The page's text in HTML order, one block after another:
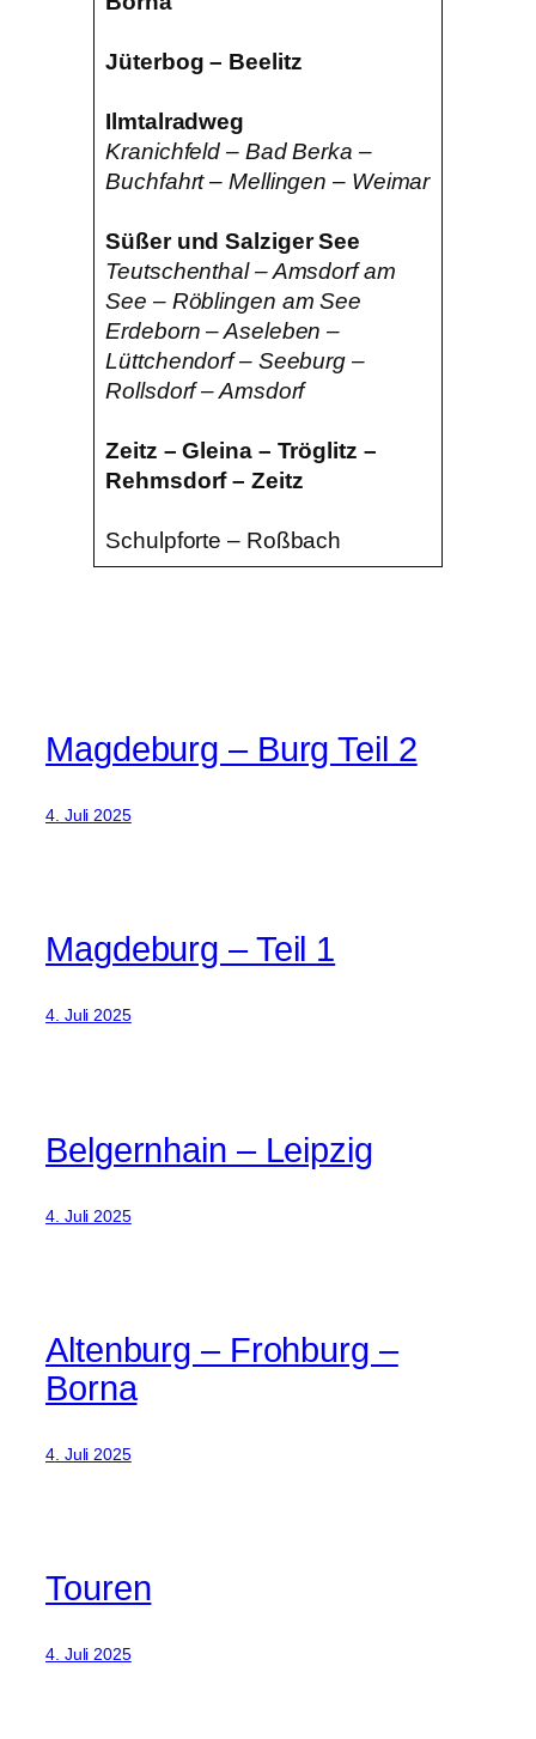
Jüterbog – Beelitz
Ilmtalradweg
Kranichfeld – Bad Berka –
Buchfahrt – Mellingen – Weimar
Süßer und Salziger See
Teutschenthal – Amsdorf am
See – Röblingen am See
Erdeborn – Aseleben –
Lüttchendorf – Seeburg –
Rollsdorf – Amsdorf
Zeitz – Gleina – Tröglitz –
Rehmsdorf – Zeitz
Schulpforte – Roßbach
Magdeburg – Burg Teil 2
4. Juli 2025
Magdeburg – Teil 1
4. Juli 2025
Belgernhain – Leipzig
4. Juli 2025
Altenburg – Frohburg –
Borna
4. Juli 2025
Touren
4. Juli 2025